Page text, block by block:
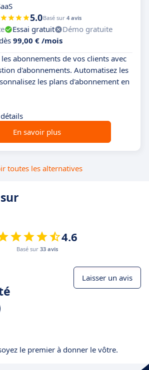
5.0Basé sur 4 avis
Essai gratuit
Démo gratuite
99,00 € /mois
abonnements de vos clients avec
d'abonnements. Automatisez les
les plans d'abonnement en
En savoir plus
toutes les alternatives
4.6
Basé sur 33 avis
Laisser un avis
le premier à donner le vôtre.